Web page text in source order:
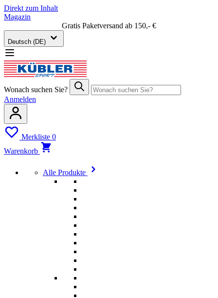
Direkt zum Inhalt
Magazin
Gratis Paketversand ab 150,- €
Deutsch (DE)
Wonach suchen Sie?
Anmelden
Merkliste 0
Warenkorb
Alle Produkte